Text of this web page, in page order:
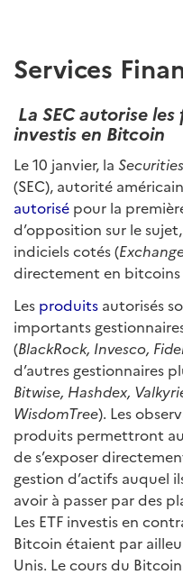
Services
La SEC autorise
investis en Bitcoin
Le 10 janvier, la
(SEC), autorité
autorisé pour la
d’opposition sur le
indiciels cotés (
directement en bitcoins
Les produits autorisés
importants
(BlackRock, Invesco,
d’autres gestionnaires
Bitwise, Hashdex,
WisdomTree). Les
produits permettront
de s’exposer
gestion d’actifs auquel
avoir à passer par des
Les ETF investis en
Bitcoin étaient par
Unis. Le cours du